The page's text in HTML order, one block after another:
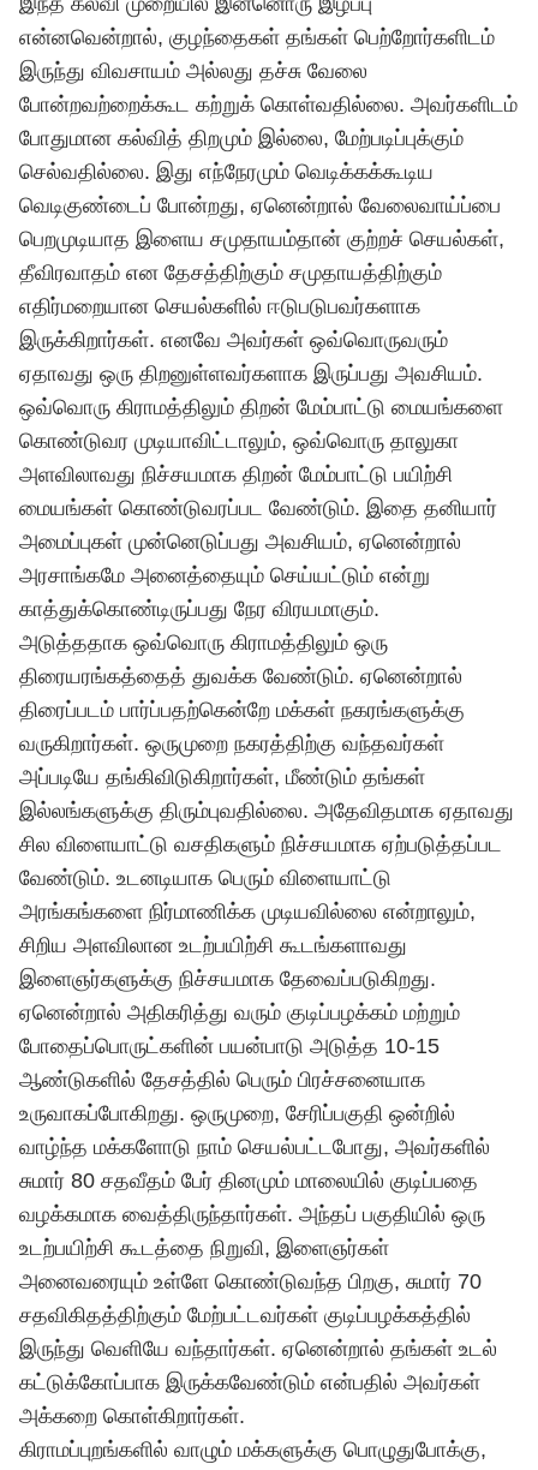
என்னவென்றால், குழந்தைகள் தங்கள் பெற்றோர்களிடம்
இருந்து விவசாயம் அல்லது தச்சு வேலை
போன்றவற்றைக்கூட கற்றுக் கொள்வதில்லை. அவர்களிடம்
போதுமான கல்வித் திறமும் இல்லை, மேற்படிப்புக்கும்
செல்வதில்லை. இது எந்நேரமும் வெடிக்கக்கூடிய
வெடிகுண்டைப் போன்றது, ஏனென்றால் வேலைவாய்ப்பை
பெறமுடியாத இளைய சமுதாயம்தான் குற்றச் செயல்கள்,
தீவிரவாதம் என தேசத்திற்கும் சமுதாயத்திற்கும்
எதிர்மறையான செயல்களில் ஈடுபடுபவர்களாக
இருக்கிறார்கள். எனவே அவர்கள் ஒவ்வொருவரும்
ஏதாவது ஒரு திறனுள்ளவர்களாக இருப்பது அவசியம்.
ஒவ்வொரு கிராமத்திலும் திறன் மேம்பாட்டு மையங்களை
கொண்டுவர முடியாவிட்டாலும், ஒவ்வொரு தாலுகா
அளவிலாவது நிச்சயமாக திறன் மேம்பாட்டு பயிற்சி
மையங்கள் கொண்டுவரப்பட வேண்டும். இதை தனியார்
அமைப்புகள் முன்னெடுப்பது அவசியம், ஏனென்றால்
அரசாங்கமே அனைத்தையும் செய்யட்டும் என்று
காத்துக்கொண்டிருப்பது நேர விரயமாகும்.
அடுத்ததாக ஒவ்வொரு கிராமத்திலும் ஒரு
திரையரங்கத்தைத் துவக்க வேண்டும். ஏனென்றால்
திரைப்படம் பார்ப்பதற்கென்றே மக்கள் நகரங்களுக்கு
வருகிறார்கள். ஒருமுறை நகரத்திற்கு வந்தவர்கள்
அப்படியே தங்கிவிடுகிறார்கள், மீண்டும் தங்கள்
இல்லங்களுக்கு திரும்புவதில்லை. அதேவிதமாக ஏதாவது
சில விளையாட்டு வசதிகளும் நிச்சயமாக ஏற்படுத்தப்பட
வேண்டும். உடனடியாக பெரும் விளையாட்டு
அரங்கங்களை நிர்மாணிக்க முடியவில்லை என்றாலும்,
சிறிய அளவிலான உடற்பயிற்சி கூடங்களாவது
இளைஞர்களுக்கு நிச்சயமாக தேவைப்படுகிறது.
ஏனென்றால் அதிகரித்து வரும் குடிப்பழக்கம் மற்றும்
போதைப்பொருட்களின் பயன்பாடு அடுத்த 10-15
ஆண்டுகளில் தேசத்தில் பெரும் பிரச்சனையாக
உருவாகப்போகிறது. ஒருமுறை, சேரிப்பகுதி ஒன்றில்
வாழ்ந்த மக்களோடு நாம் செயல்பட்டபோது, அவர்களில்
சுமார் 80 சதவீதம் பேர் தினமும் மாலையில் குடிப்பதை
வழக்கமாக வைத்திருந்தார்கள். அந்தப் பகுதியில் ஒரு
உடற்பயிற்சி கூடத்தை நிறுவி, இளைஞர்கள்
அனைவரையும் உள்ளே கொண்டுவந்த பிறகு, சுமார் 70
சதவிகிதத்திற்கும் மேற்பட்டவர்கள் குடிப்பழக்கத்தில்
இருந்து வெளியே வந்தார்கள். ஏனென்றால் தங்கள் உடல்
கட்டுக்கோப்பாக இருக்கவேண்டும் என்பதில் அவர்கள்
அக்கறை கொள்கிறார்கள்.
கிராமப்புறங்களில் வாழும் மக்களுக்கு பொழுதுபோக்கு,